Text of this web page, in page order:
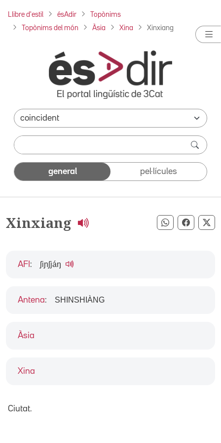
Llibre d'estil ésAdir Topònims
Topònims del món Àsia Xina Xinxiang
general pel·lícules
Xinxiang Compartir
Àsia
Xina
AFI : ʃiɲʃjáŋ
Antena: SHINSHIÀNG
Ciutat.